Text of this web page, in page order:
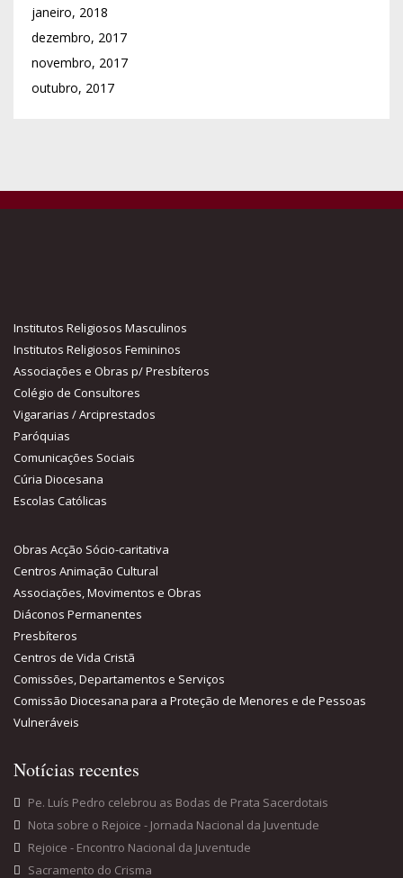
janeiro, 2018
dezembro, 2017
novembro, 2017
outubro, 2017
Institutos Religiosos Masculinos
Institutos Religiosos Femininos
Associações e Obras p/ Presbíteros
Colégio de Consultores
Vigararias / Arciprestados
Paróquias
Comunicações Sociais
Cúria Diocesana
Escolas Católicas
Obras Acção Sócio-caritativa
Centros Animação Cultural
Associações, Movimentos e Obras
Diáconos Permanentes
Presbíteros
Centros de Vida Cristã
Comissões, Departamentos e Serviços
Comissão Diocesana para a Proteção de Menores e de Pessoas
Vulneráveis
Notícias recentes
Pe. Luís Pedro celebrou as Bodas de Prata Sacerdotais
Nota sobre o Rejoice - Jornada Nacional da Juventude
Rejoice - Encontro Nacional da Juventude
Sacramento do Crisma